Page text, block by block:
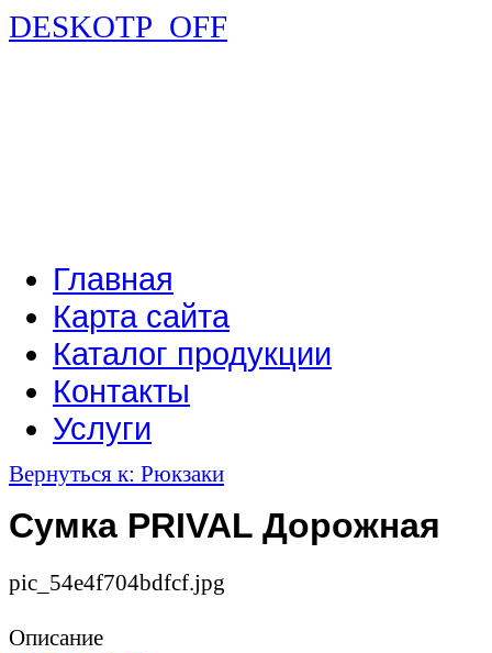
DESKOTP_OFF
Главная
Карта сайта
Каталог продукции
Контакты
Услуги
Вернуться к: Рюкзаки
Сумка PRIVAL Дорожная
pic_54e4f704bdfcf.jpg
Описание